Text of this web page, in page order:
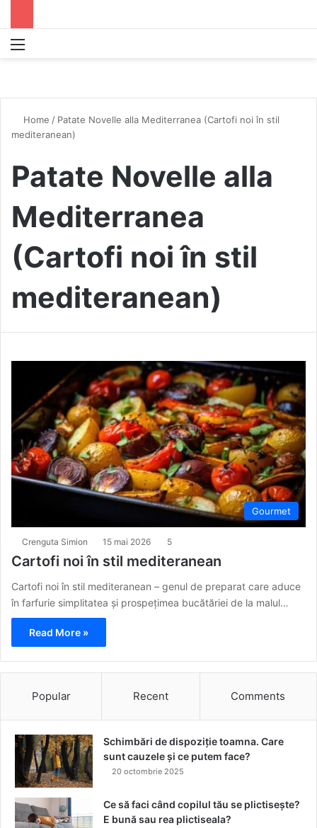
Home / Patate Novelle alla Mediterranea (Cartofi noi în stil
mediteranean)
Patate Novelle alla
Mediterranea
(Cartofi noi în stil
mediteranean)
Gourmet
Crenguta Simion 15 mai 2026 5
Cartofi noi în stil mediteranean
Cartofi noi în stil mediteranean – genul de preparat care aduce
în farfurie simplitatea și prospețimea bucătăriei de la malul…
Read More »
Popular Recent Comments
Schimbări de dispoziție toamna. Care
sunt cauzele și ce putem face?
20 octombrie 2025
Ce să faci când copilul tău se plictisește?
E bună sau rea plictiseala?